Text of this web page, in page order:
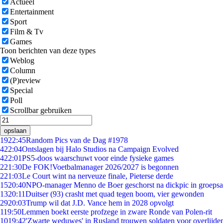
Actueel
Entertainment
Sport
Film & Tv
Games
Toon berichten van deze types
Weblog
Column
(P)review
Special
Poll
Scrollbar gebruiken
opslaan
1922:45Random Pics van de Dag #1978
422:04Ontslagen bij Halo Studios na Campaign Evolved
422:01PS5-doos waarschuwt voor einde fysieke games
221:30De FOK!Voetbalmanager 2026/2027 is begonnen
221:03Le Court wint na nerveuze finale, Pieterse derde
1520:40NPO-manager Menno de Boer geschorst na dickpic in
1320:11Duitser (93) crasht met quad tegen boom, vier gewonden
2920:03Trump wil dat J.D. Vance hem in 2028 opvolgt
119:50Lemmen boekt eerste profzege in zware Ronde van Polen-rit
1019:42'Zwarte weduwes' in Rusland trouwen soldaten voor